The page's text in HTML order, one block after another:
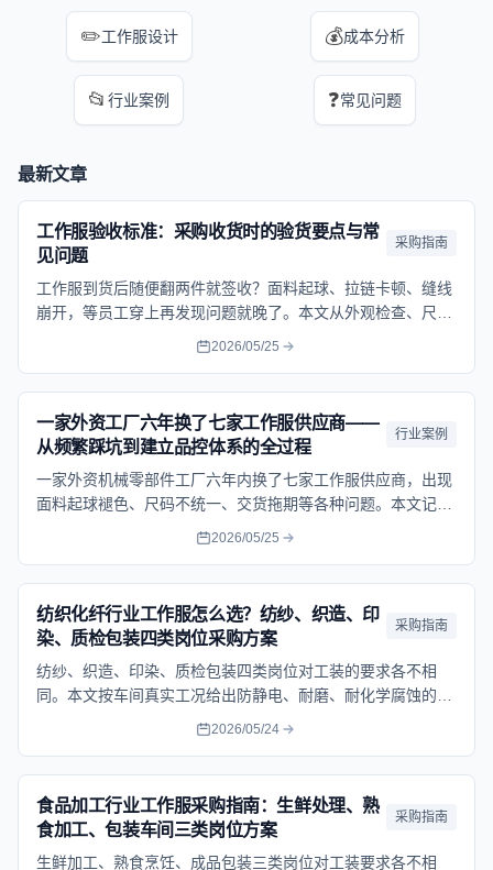
✏️工作服设计 💰成本分析
📂 行业案例 ❓常见问题
最新文章
工作服验收标准：采购收货时的验货要点与常
见问题
采购指南
工作服到货后随便翻两件就签收？面料起球、拉链卡顿、缝线
崩开，等员工穿上再发现问题就晚了。本文从外观检查、尺寸
核对、功能测试到问题处理，梳理工作服验收时必须仔细检查
2026/05/25
一家外资工厂六年换了七家工作服供应商——
从频繁踩坑到建立品控体系的全过程
行业案例
一家外资机械零部件工厂六年内换了七家工作服供应商，出现
面料起球褪色、尺码不统一、交货拖期等各种问题。本文记录
了这家工厂从被动采购到建立完整工作服品控体系的转变过
2026/05/25
纺织化纤行业工作服怎么选？纺纱、织造、印
染、质检包装四类岗位采购方案
采购指南
纺纱、织造、印染、质检包装四类岗位对工装的要求各不相
同。本文按车间真实工况给出防静电、耐磨、耐化学腐蚀的面
料选型和采购预算参考。
2026/05/24
食品加工行业工作服采购指南：生鲜处理、熟
食加工、包装车间三类岗位方案
采购指南
生鲜加工、熟食烹饪、成品包装三类岗位对工装要求各不相